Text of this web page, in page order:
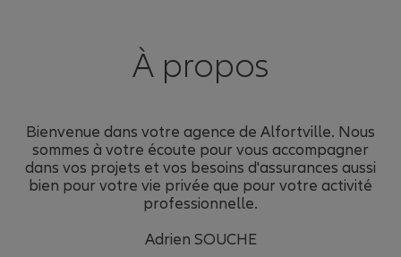
À propos
Bienvenue dans votre agence de Alfortville. Nous
sommes à votre écoute pour vous accompagner
dans vos projets et vos besoins d'assurances aussi
bien pour votre vie privée que pour votre activité
professionnelle.
Adrien SOUCHE